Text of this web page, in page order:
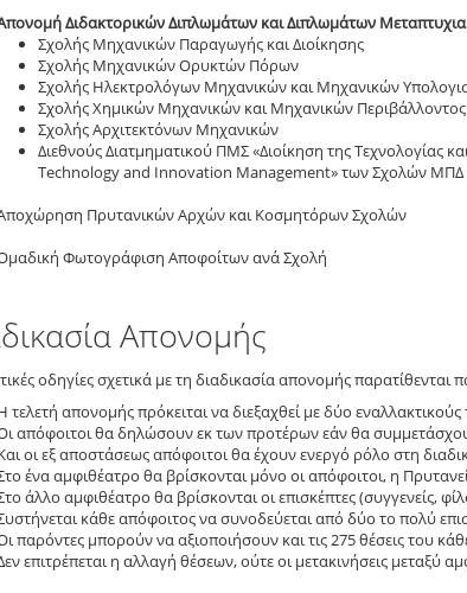
Διδακτορικών Διπλωμάτων και Διπλωμάτων
Σχολής Μηχανικών Παραγωγής και Διοίκησης
Σχολής Μηχανικών Ορυκτών Πόρων
Σχολής Ηλεκτρολόγων Μηχανικών και Μηχανικών
Σχολής Χημικών Μηχανικών και Μηχανικών Περιβάλλοντος
Σχολής Αρχιτεκτόνων Μηχανικών
Διεθνούς Διατμηματικού ΠΜΣ «Διοίκηση της Τεχνολογίας
Technology and Innovation Management» των Σχολών
Πρυτανικών Αρχών και Κοσμητόρων Σχολών
Φωτογράφιση Αποφοίτων ανά Σχολή
Απονομής
οδηγίες σχετικά με τη διαδικασία απονομής
τελετή απονομής πρόκειται να διεξαχθεί με δύο
απόφοιτοι θα δηλώσουν εκ των προτέρων εάν θα
οι εξ αποστάσεως απόφοιτοι θα έχουν ενεργό ρόλο στη
ένα αμφιθέατρο θα βρίσκονται μόνο οι απόφοιτοι, η
άλλο αμφιθέατρο θα βρίσκονται οι επισκέπτες
κάθε απόφοιτος να συνοδεύεται από δύο το πολύ
παρόντες μπορούν να αξιοποιήσουν και τις 275 θέσεις του
επιτρέπεται η αλλαγή θέσεων, ούτε οι μετακινήσεις μεταξύ